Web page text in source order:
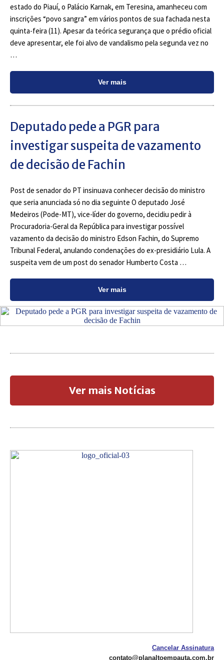
estado do Piauí, o Palácio Karnak, em Teresina, amanheceu com
inscrições “povo sangra” em vários pontos de sua fachada nesta
quinta-feira (11). Apesar da teórica segurança que o prédio oficial
deve apresentar, ele foi alvo de vandalismo pela segunda vez no
…
Ver mais
Deputado pede a PGR para
investigar suspeita de vazamento
de decisão de Fachin
Post de senador do PT insinuava conhecer decisão do ministro
que seria anunciada só no dia seguinte O deputado José
Medeiros (Pode-MT), vice-líder do governo, decidiu pedir à
Procuradoria-Geral da República para investigar possível
vazamento da decisão do ministro Edson Fachin, do Supremo
Tribunal Federal, anulando condenações do ex-presidiário Lula. A
suspeita vem de um post do senador Humberto Costa …
Ver mais
Ver mais Notícias
Cancelar Assinatura
contato@planaltoempauta.com.br